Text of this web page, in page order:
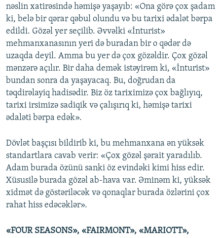
nəslin xatirəsində həmişə yaşayıb: «Ona görə çox şadam
ki, belə bir qərar qəbul olundu və bu tarixi ədalət bərpa
edildi. Gözəl yer seçilib. Əvvəlki «İnturist»
mehmanxanasının yeri də buradan bir o qədər də
uzaqda deyil. Amma bu yer də çox gözəldir. Çox gözəl
mənzərə açılır. Bir daha demək istəyirəm ki, «İnturist»
bundan sonra da yaşayacaq. Bu, doğrudan da
təqdirəlayiq hadisədir. Biz öz tariximizə çox bağlıyıq,
tarixi irsimizə sadiqik və çalışırıq ki, həmişə tarixi
ədaləti bərpa edək».
Dövlət başçısı bildirib ki, bu mehmanxana ən yüksək
standartlara cavab verir: «Çox gözəl şərait yaradılıb.
Adam burada özünü sanki öz evindəki kimi hiss edir.
Xüsusilə burada gözəl ab-hava var. Əminəm ki, yüksək
xidmət də göstəriləcək və qonaqlar burada özlərini çox
rahat hiss edəcəklər».
«FOUR SEASONS», «FAIRMONT», «MARIOTT»,